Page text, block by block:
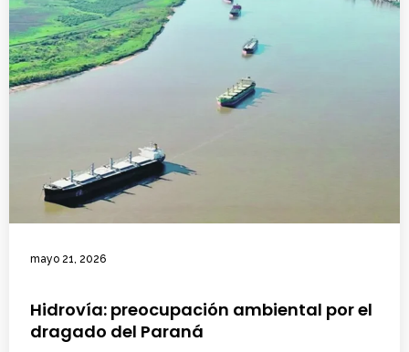
mayo 21, 2026
Hidrovía: preocupación ambiental por el
dragado del Paraná